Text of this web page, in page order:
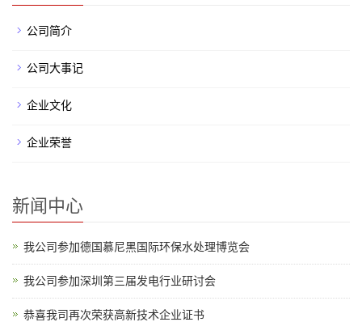
公司简介
公司大事记
企业文化
企业荣誉
新闻中心
我公司参加德国慕尼黑国际环保水处理博览会
我公司参加深圳第三届发电行业研讨会
恭喜我司再次荣获高新技术企业证书